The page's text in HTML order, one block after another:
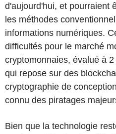
d'aujourd'hui, et pourraient
les méthodes
informations numériques.
difficultés pour le marché
cryptomonnaies, évalué à
qui repose sur des
cryptographie de
connu des piratages
Bien que la technologie